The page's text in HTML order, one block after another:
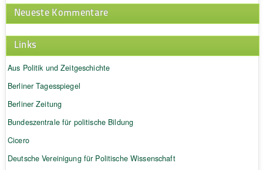
Neueste Kommentare
Links
Aus Politik und Zeitgeschichte
Berliner Tagesspiegel
Berliner Zeitung
Bundeszentrale für politische Bildung
Cicero
Deutsche Vereinigung für Politische Wissenschaft